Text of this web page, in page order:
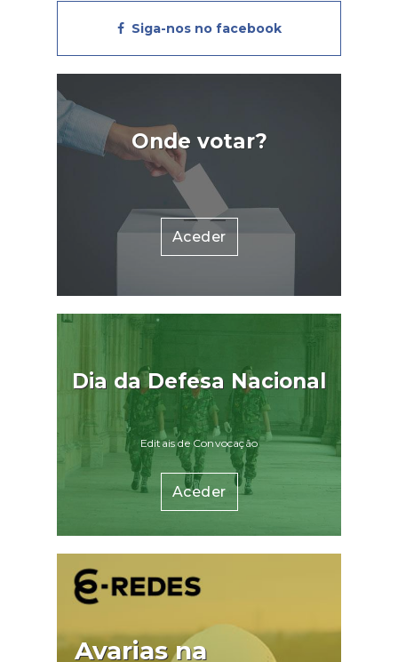
Siga-nos no facebook
Onde votar?
Aceder
Dia da Defesa Nacional
Editais de Convocação
Aceder
Avarias na